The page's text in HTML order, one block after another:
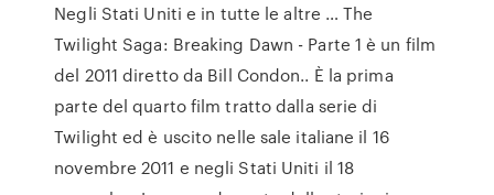
Negli Stati Uniti e in tutte le altre … The
Twilight Saga: Breaking Dawn - Parte 1 è un film
del 2011 diretto da Bill Condon.. È la prima
parte del quarto film tratto dalla serie di
Twilight ed è uscito nelle sale italiane il 16
novembre 2011 e negli Stati Uniti il 18